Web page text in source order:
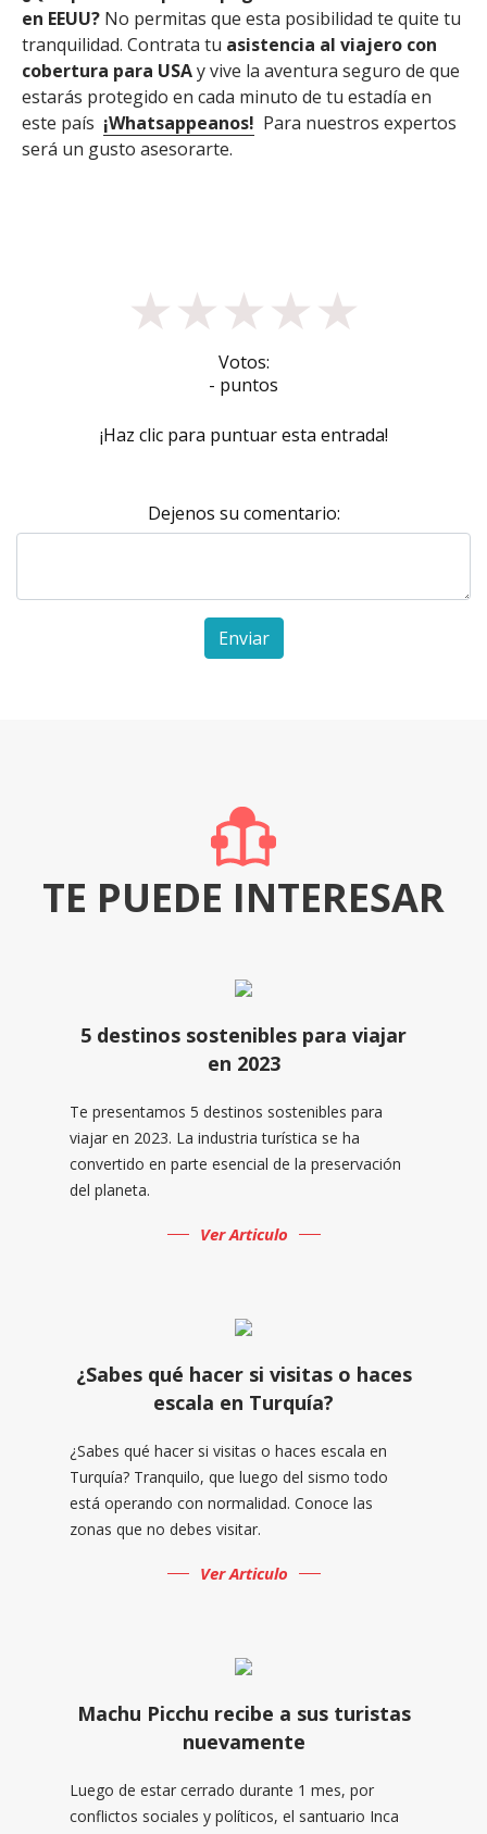
en EEUU? No permitas que esta posibilidad te quite tu
tranquilidad. Contrata tu asistencia al viajero con
cobertura para USAy vive la aventura seguro de que
estarás protegido en cada minuto de tu estadía en
este país ¡Whatsappeanos! Para nuestros expertos
será un gusto asesorarte.
★★★★★
Votos:
- puntos
¡Haz clic para puntuar esta entrada!
Dejenos su comentario:
Enviar
TE PUEDE INTERESAR
5 destinos sostenibles para viajar
en 2023
Te presentamos 5 destinos sostenibles para
viajar en 2023. La industria turística se ha
convertido en parte esencial de la preservación
del planeta.
Ver Articulo
¿Sabes qué hacer si visitas o haces
escala en Turquía?
¿Sabes qué hacer si visitas o haces escala en
Turquía? Tranquilo, que luego del sismo todo
está operando con normalidad. Conoce las
zonas que no debes visitar.
Ver Articulo
Machu Picchu recibe a sus turistas
nuevamente
Luego de estar cerrado durante 1 mes, por
conflictos sociales y políticos, el santuario Inca